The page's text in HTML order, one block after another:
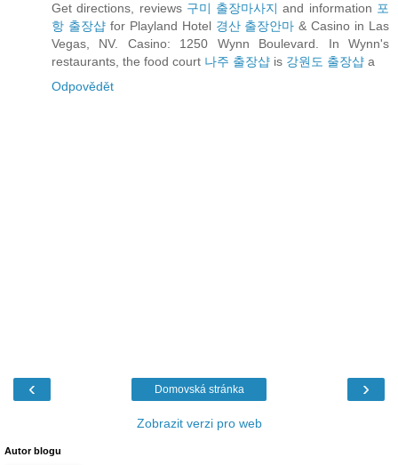
Get directions, reviews 구미 출장마사지 and information 포
항 출장샵for Playland Hotel 경산 출장안마 & Casino in Las
Vegas, NV. Casino: 1250 Wynn Boulevard. In Wynn's
restaurants, the food court 나주 출장샵 is 강원도 출장샵 a
Odpovědět
‹ ›
Domovská stránka
Zobrazit verzi pro web
Autor blogu